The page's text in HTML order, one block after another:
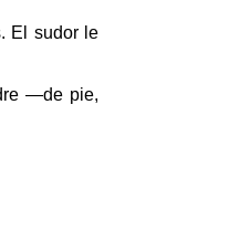
El sudor le
—de pie,